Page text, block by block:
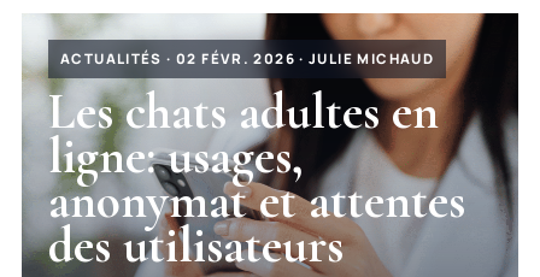
ACTUALITÉS · 02 FÉVR. 2026 · JULIE MICHAUD
Les chats adultes en
ligne: usages,
anonymat et attentes
des utilisateurs